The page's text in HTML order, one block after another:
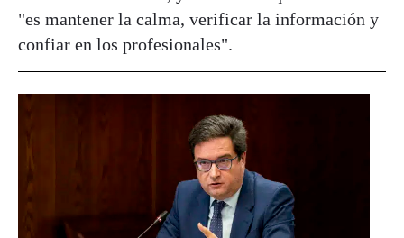
"es mantener la calma, verificar la información y
confiar en los profesionales".